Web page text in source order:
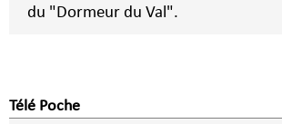
du "Dormeur du Val".
Télé Poche